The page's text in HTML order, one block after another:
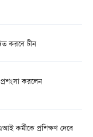
করবে চীন
প্রশংসা করলেন
কর্মীকে প্রশিক্ষণ দেবে